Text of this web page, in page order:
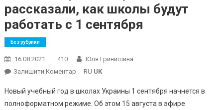
рассказали, как школы будут
работать с 1 сентября
Без рубрики
16.08.2021 410
Юля Гринишина
Залишити КоментарOn
Министерстве
Образования
RU UK
Новый учебный год в школах Украины 1 сентября начнется в
полноформатном режиме. Об этом 15 августа в эфире